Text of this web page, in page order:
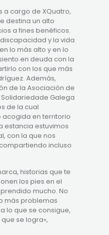
a cargo de XQuatro,
destina un alto
a fines benéficos.
y la vida
lo más alto y en lo
en deuda con la
con los que más
Además,
de la Asociación de
Galega
de la cual
acogida en territorio
estancia estuvimos
con la que nos
incluso
historias que te
los pies en el
mucho. No
más problemas
lo que se consigue,
se logra»,